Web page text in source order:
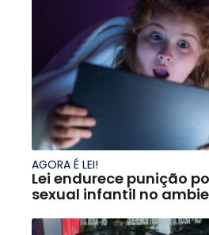
AGORA É LEI!
Lei endurece punição
sexual infantil no